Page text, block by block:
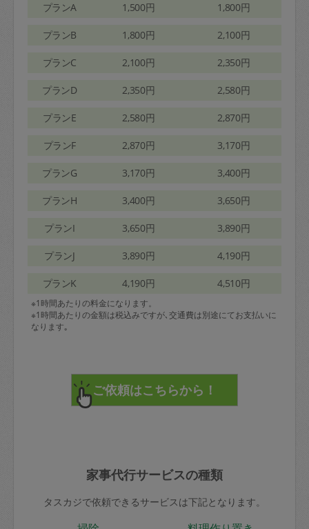
プランA 1,500円 1,800円
プランB 1,800円 2,100円
プランC 2,100円 2,350円
プランD 2,350円 2,580円
プランE 2,580円 2,870円
プランF 2,870円 3,170円
プランG 3,170円 3,400円
プランH 3,400円 3,650円
プランI 3,650円 3,890円
プランJ 3,890円 4,190円
プランK 4,190円 4,510円
※1時間あたりの料金になります。
※1時間あたりの金額は税込みですが､交通費は別途にてお支払いに
なります｡
家事代行サービスの種類
タスカジで依頼できるサービスは下記となります。